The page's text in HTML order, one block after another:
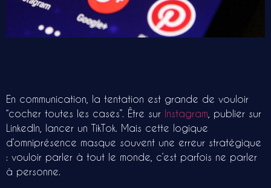
En communication, la tentation est grande de vouloir
“cocher toutes les cases”. Être sur Instagram , publier sur
LinkedIn, lancer un TikTok. Mais cette logique
d’omniprésence masque souvent une erreur stratégique
: vouloir parler à tout le monde, c’est parfois ne parler
à personne.